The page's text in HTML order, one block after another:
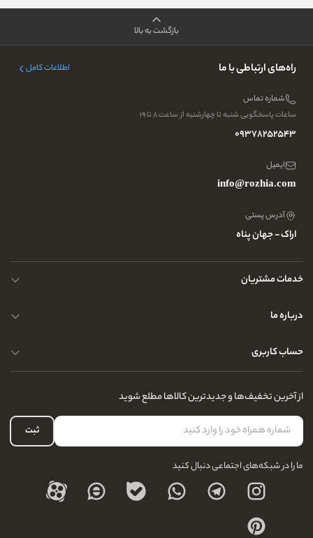
بازگشت به بالا
راه‌های ارتباطی با ما اطلاعات کامل
شماره تماس
ساعات پاسخگویی شنبه تا چهارشنبه از ساعت ۸ تا ۱۹
09378252543
ایمیل
info@rozhia.com
آدرس پستی
اراک - جهان پناه
خدمات مشتریان
حریم خصوصی کاربران
تماس با ما
درباره ما
سوالات متداول
آدرس فروشگاه
نحوه ارسال کالا
نحوه بازگشت کالا
درباره ما
حساب کاربری
لیست علاقه‌مندی
حساب کاربری
از آخرین تخفیف‌ها و جدیدترین کالاها مطلع شوید
ثبت
ما را در شبکه‌های اجتماعی دنبال کنید